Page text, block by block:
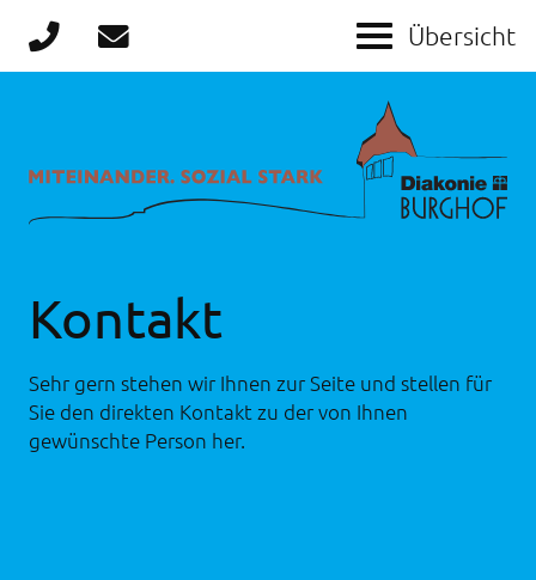
Kontakt
Sehr gern stehen wir Ihnen zur Seite und stellen für
Sie den direkten Kontakt zu der von Ihnen
gewünschte Person her.